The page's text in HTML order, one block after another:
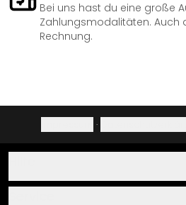
Bei uns hast du eine große
Zahlungsmodalitäten. Auch
Rechnung.
·